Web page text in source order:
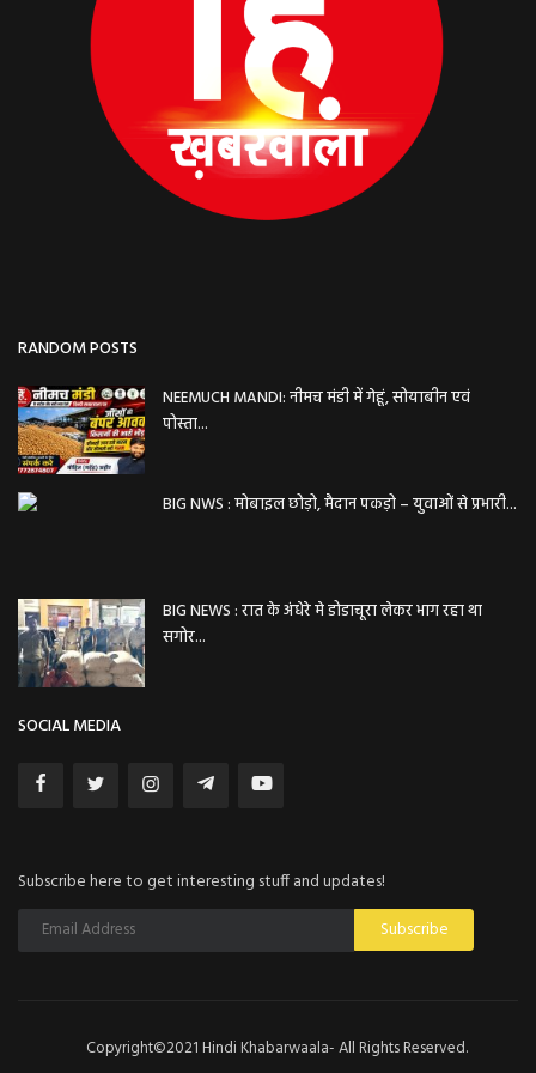
RANDOM POSTS
NEEMUCH MANDI: नीमच मंडी में गेहूं, सोयाबीन एवं
पोस्ता...
BIG NWS : मोबाइल छोड़ो, मैदान पकड़ो – युवाओं से प्रभारी...
BIG NEWS : रात के अंधेरे मे डोडाचूरा लेकर भाग रहा था
सगोर...
SOCIAL MEDIA
Subscribe here to get interesting stuff and updates!
Subscribe
Copyright©2021 Hindi Khabarwaala- All Rights Reserved.